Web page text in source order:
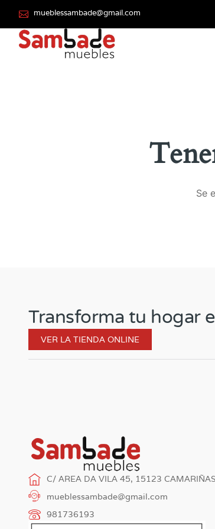
mueblessambade@gmail.com
Se
Transforma tu hogar
VER LA TIENDA ONLINE
C/ AREA DA VILA 45, 15123
mueblessambade@gmail.com
981736193